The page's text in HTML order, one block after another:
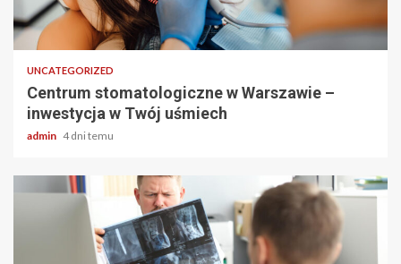
2 min odczytu
UNCATEGORIZED
Centrum stomatologiczne w Warszawie –
inwestycja w Twój uśmiech
admin 4 dni temu